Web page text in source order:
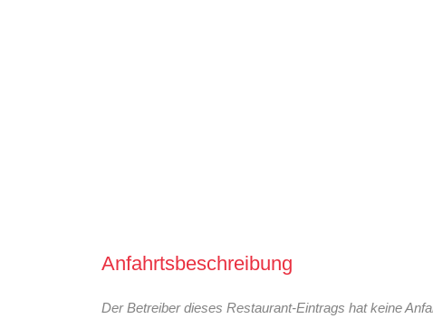
Anfahrtsbeschreibung
Der Betreiber dieses Restaurant-Eintrags hat keine